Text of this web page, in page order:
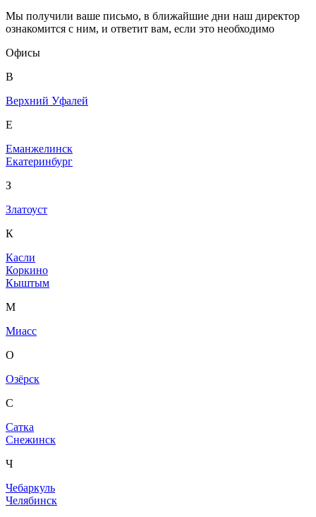
Мы получили ваше письмо, в ближайшие дни наш директор
ознакомится с ним, и ответит вам, если это необходимо
Офисы
В
Верхний Уфалей
Е
Еманжелинск
Екатеринбург
З
Златоуст
К
Касли
Коркино
Кыштым
М
Миасс
О
Озёрск
С
Сатка
Снежинск
Ч
Чебаркуль
Челябинск